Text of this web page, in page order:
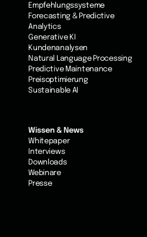
Empfehlungssysteme
Forecasting & Predictive
Analytics
Generative KI
Kundenanalysen
Natural Language Processing
Predictive Maintenance
Preisoptimierung
Sustainable AI
Wissen & News
Whitepaper
Interviews
Downloads
Webinare
Presse